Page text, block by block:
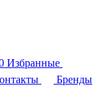
Избранные
Бренды